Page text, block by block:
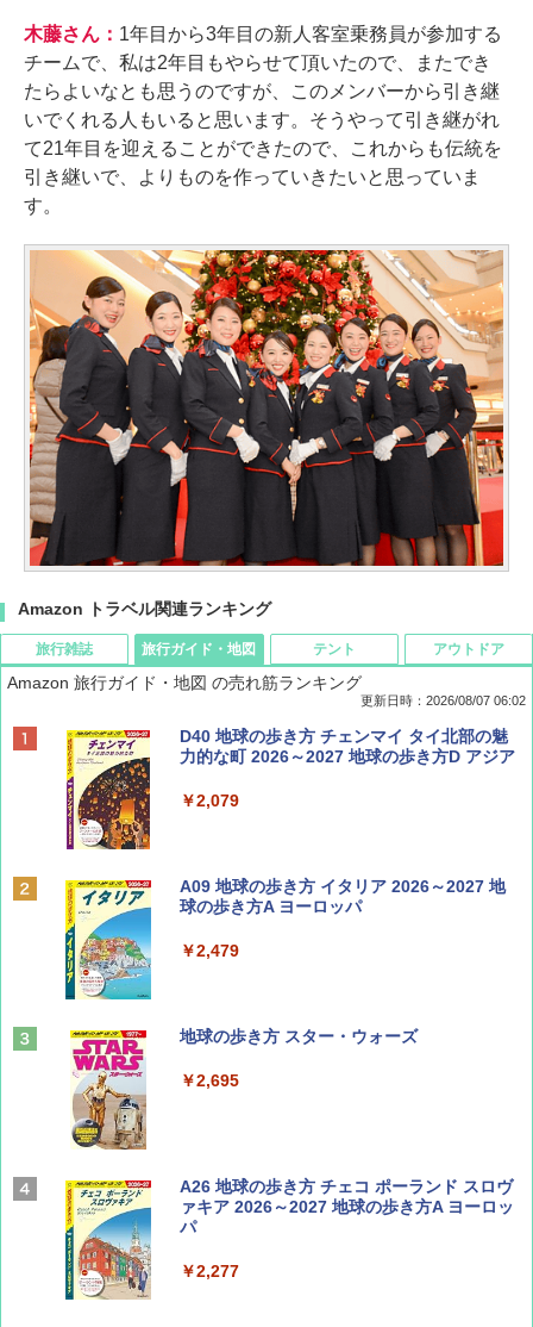
木藤さん： 1年目から3年目の新人客室乗務員が参加する
チームで、私は2年目もやらせて頂いたので、またでき
たらよいなとも思うのですが、このメンバーから引き継
いでくれる人もいると思います。そうやって引き継がれ
て21年目を迎えることができたので、これからも伝統を
引き継いで、よりものを作っていきたいと思っていま
す。
Amazon トラベル関連ランキング
旅行雑誌
ディズニーファン ２０２６年 ９月号 [雑
誌] (ＤＩＳＮＥＹ ＦＡＮ)
￥713
BE-PAL(ビ-パル) 2026年 9 月号【特別付録:
SOTO ミニマル"旅"財布 ランダム2種】
￥1,500
山と溪谷 2026年8月号「南アルプス大全」
￥1,540
Coyote No.89 特集 星野道夫 夢見る旅
￥1,540
旅行ガイド・地図
Amazon 旅行ガイド・地図 の売れ筋ランキング
更新日時：2026/08/07 06:02
D40 地球の歩き方 チェンマイ タイ北部の魅
力的な町 2026～2027 地球の歩き方D アジア
￥2,079
A09 地球の歩き方 イタリア 2026～2027 地
球の歩き方A ヨーロッパ
￥2,479
地球の歩き方 スター・ウォーズ
￥2,695
A26 地球の歩き方 チェコ ポーランド スロヴ
ァキア 2026～2027 地球の歩き方A ヨーロッ
パ
￥2,277
テント アウトドア